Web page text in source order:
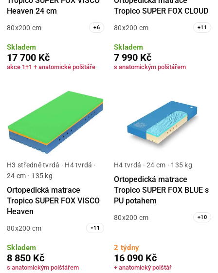
Heaven 24 cm
80x200 cm +6
Skladem
17 700 Kč
akce 1+1 + anatomické polštáře
Tropico SUPER FOX CLOUD
80x200 cm +11
Skladem
7 990 Kč
s anatomickým polštářem
H3 středně tvrdá · H4 tvrdá ·
24 cm · 135 kg
Ortopedická matrace
Tropico SUPER FOX VISCO
Heaven
80x200 cm +11
Skladem
8 850 Kč
s anatomickým polštářem
H4 tvrdá · 24 cm · 135 kg
Ortopedická matrace
Tropico SUPER FOX BLUE s
PU potahem
80x200 cm +10
2 týdny
16 090 Kč
+ anatomický polštář